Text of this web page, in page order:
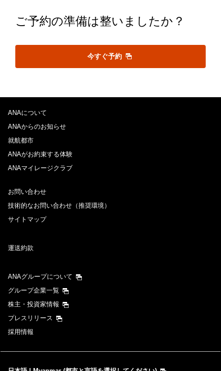
ご予約の準備は整いましたか？
今すぐ予約
ANAについて
ANAからのお知らせ
就航都市
ANAがお約束する体験
ANAマイレージクラブ
お問い合わせ
技術的なお問い合わせ（推奨環境）
サイトマップ
運送約款
ANAグループについて
グループ企業一覧
株主・投資家情報
プレスリリース
採用情報